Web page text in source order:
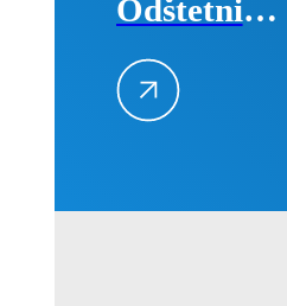
Odštetni
zahtevi na
projektima